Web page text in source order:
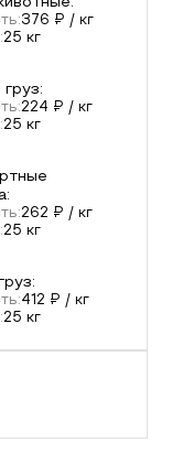
376 ₽ / кг
25 кг
:
224 ₽ / кг
25 кг
:
262 ₽ / кг
25 кг
:
412 ₽ / кг
25 кг